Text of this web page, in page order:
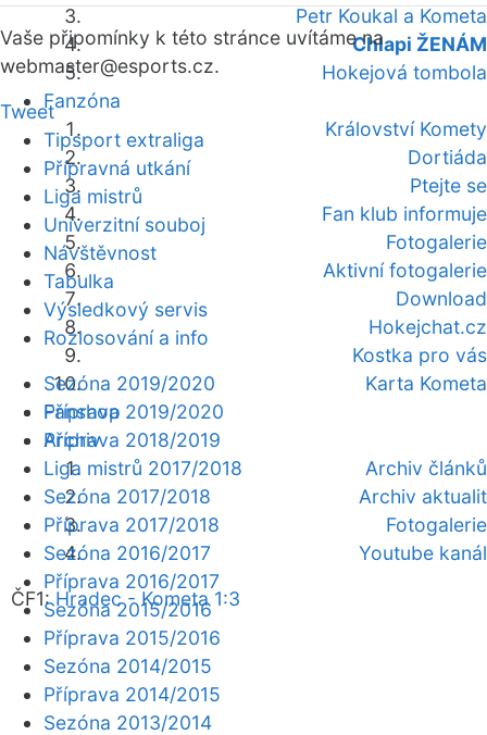
Petr Koukal a Kometa
Chlapi ŽENÁM
Hokejová tombola
Fanzóna
Království Komety
Dortiáda
Ptejte se
Fan klub informuje
Fotogalerie
Aktivní fotogalerie
Download
Hokejchat.cz
Kostka pro vás
Karta Kometa
Fanshop
Archiv
Archiv článků
Archiv aktualit
Fotogalerie
Youtube kanál
ČF1:Hradec - Kometa 1:3
Vaše připomínky k této stránce uvítáme na
webmaster@esports.cz.
Tweet
Tipsport extraliga
Přípravná utkání
Liga mistrů
Univerzitní souboj
Návštěvnost
Tabulka
Výsledkový servis
Rozlosování a info
Sezóna 2019/2020
Příprava 2019/2020
Příprava 2018/2019
Liga mistrů 2017/2018
Sezóna 2017/2018
Příprava 2017/2018
Sezóna 2016/2017
Příprava 2016/2017
Sezóna 2015/2016
Příprava 2015/2016
Sezóna 2014/2015
Příprava 2014/2015
Sezóna 2013/2014